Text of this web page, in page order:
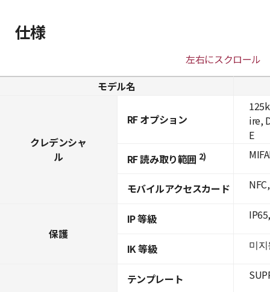
仕様
左右にスクロール
モデル名
クレデンシャ
ル
RF オプション
RF 読み取り範囲 2)
モバイルアクセスカード
保護
IP 等級
IK 等級
テンプレート
ire,
E
미